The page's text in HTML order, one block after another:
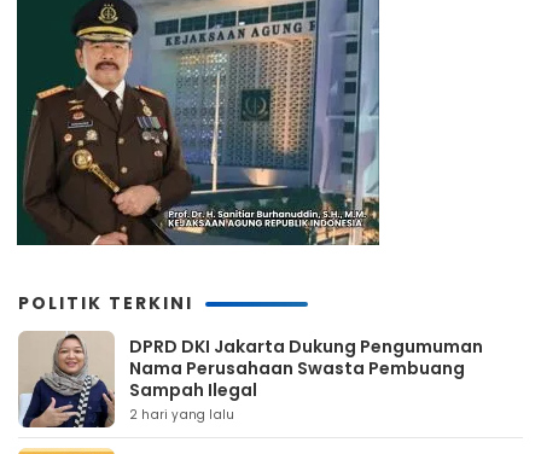
POLITIK TERKINI
DPRD DKI Jakarta Dukung Pengumuman
Nama Perusahaan Swasta Pembuang
Sampah Ilegal
2 hari yang lalu